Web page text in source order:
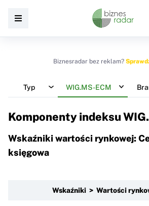
Biznesradar bez reklam?
Typ WIG.MS-ECM
Komponenty indeksu
Wskaźniki wartości rynkowej:
księgowa
Wskaźniki > Wartości